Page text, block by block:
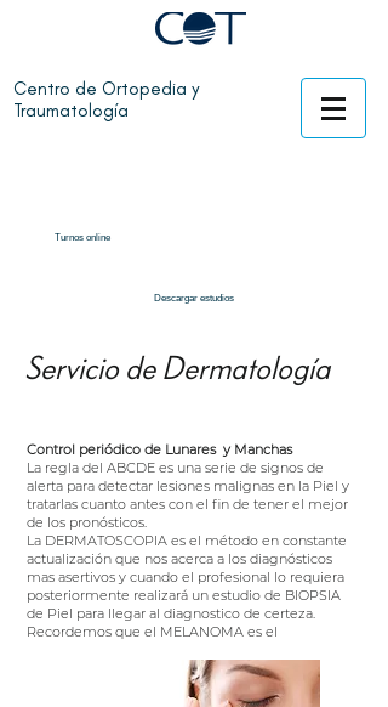
Centro de Ortopedia y
Traumatología
Turnos online
Descargar estudios
Servicio de Dermatología
Control periódico de Lunares y Manchas
La regla del ABCDE es una serie de signos de
alerta para detectar lesiones malignas en la Piel y
tratarlas cuanto antes con el fin de tener el mejor
de los pronósticos.
La DERMATOSCOPIA es el método en constante
actualización que nos acerca a los diagnósticos
mas asertivos y cuando el profesional lo requiera
posteriormente realizará un estudio de BIOPSIA
de Piel para llegar al diagnostico de certeza.
Recordemos que el MELANOMA es el